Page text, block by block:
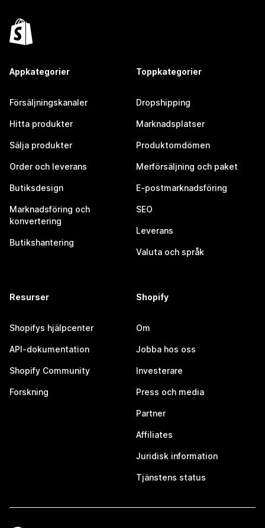
Appkategorier
Försäljningskanaler
Hitta produkter
Sälja produkter
Order och leverans
Butiksdesign
Marknadsföring och
konvertering
Butikshantering
Toppkategorier
Dropshipping
Marknadsplatser
Produktomdömen
Merförsäljning och paket
E-postmarknadsföring
SEO
Leverans
Valuta och språk
Resurser
Shopifys hjälpcenter
API-dokumentation
Shopify Community
Forskning
Shopify
Om
Jobba hos oss
Investerare
Press och media
Partner
Affiliates
Juridisk information
Tjänstens status